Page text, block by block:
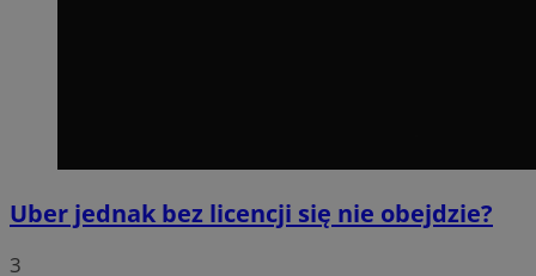
Uber jednak bez licencji się nie obejdzie?
3